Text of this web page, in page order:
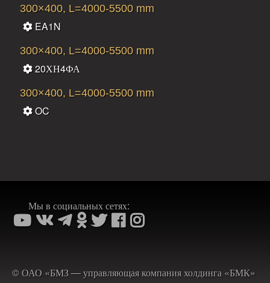
300×400, L=4000-5500 mm
EA1N
300×400, L=4000-5500 mm
20ХН4ФА
300×400, L=4000-5500 mm
OC
Мы в социальных сетях:
© ОАО «БМЗ — управляющая компания холдинга «БМК»